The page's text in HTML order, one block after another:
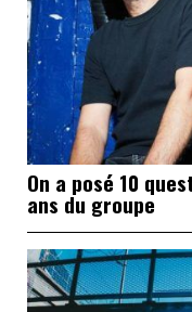
On a posé 10
ans du groupe